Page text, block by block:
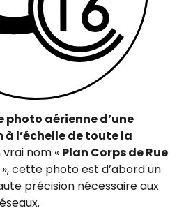
photo aérienne d’une
à l’échelle de toute la
vrai nom « Plan Corps de Rue
cette photo est d’abord un
précision nécessaire aux